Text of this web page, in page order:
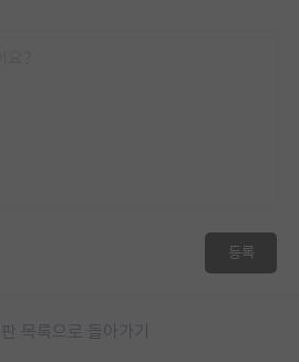
등록
목록으로 돌아가기